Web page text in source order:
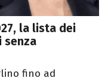
la lista dei
senza
fino ad